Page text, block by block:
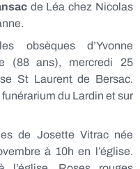
de Léa chez Nicolas
obsèques d’Yvonne
(88 ans), mercredi 25
St Laurent de Bersac.
du Lardin et sur
de Josette Vitrac née
à 10h en l’église.